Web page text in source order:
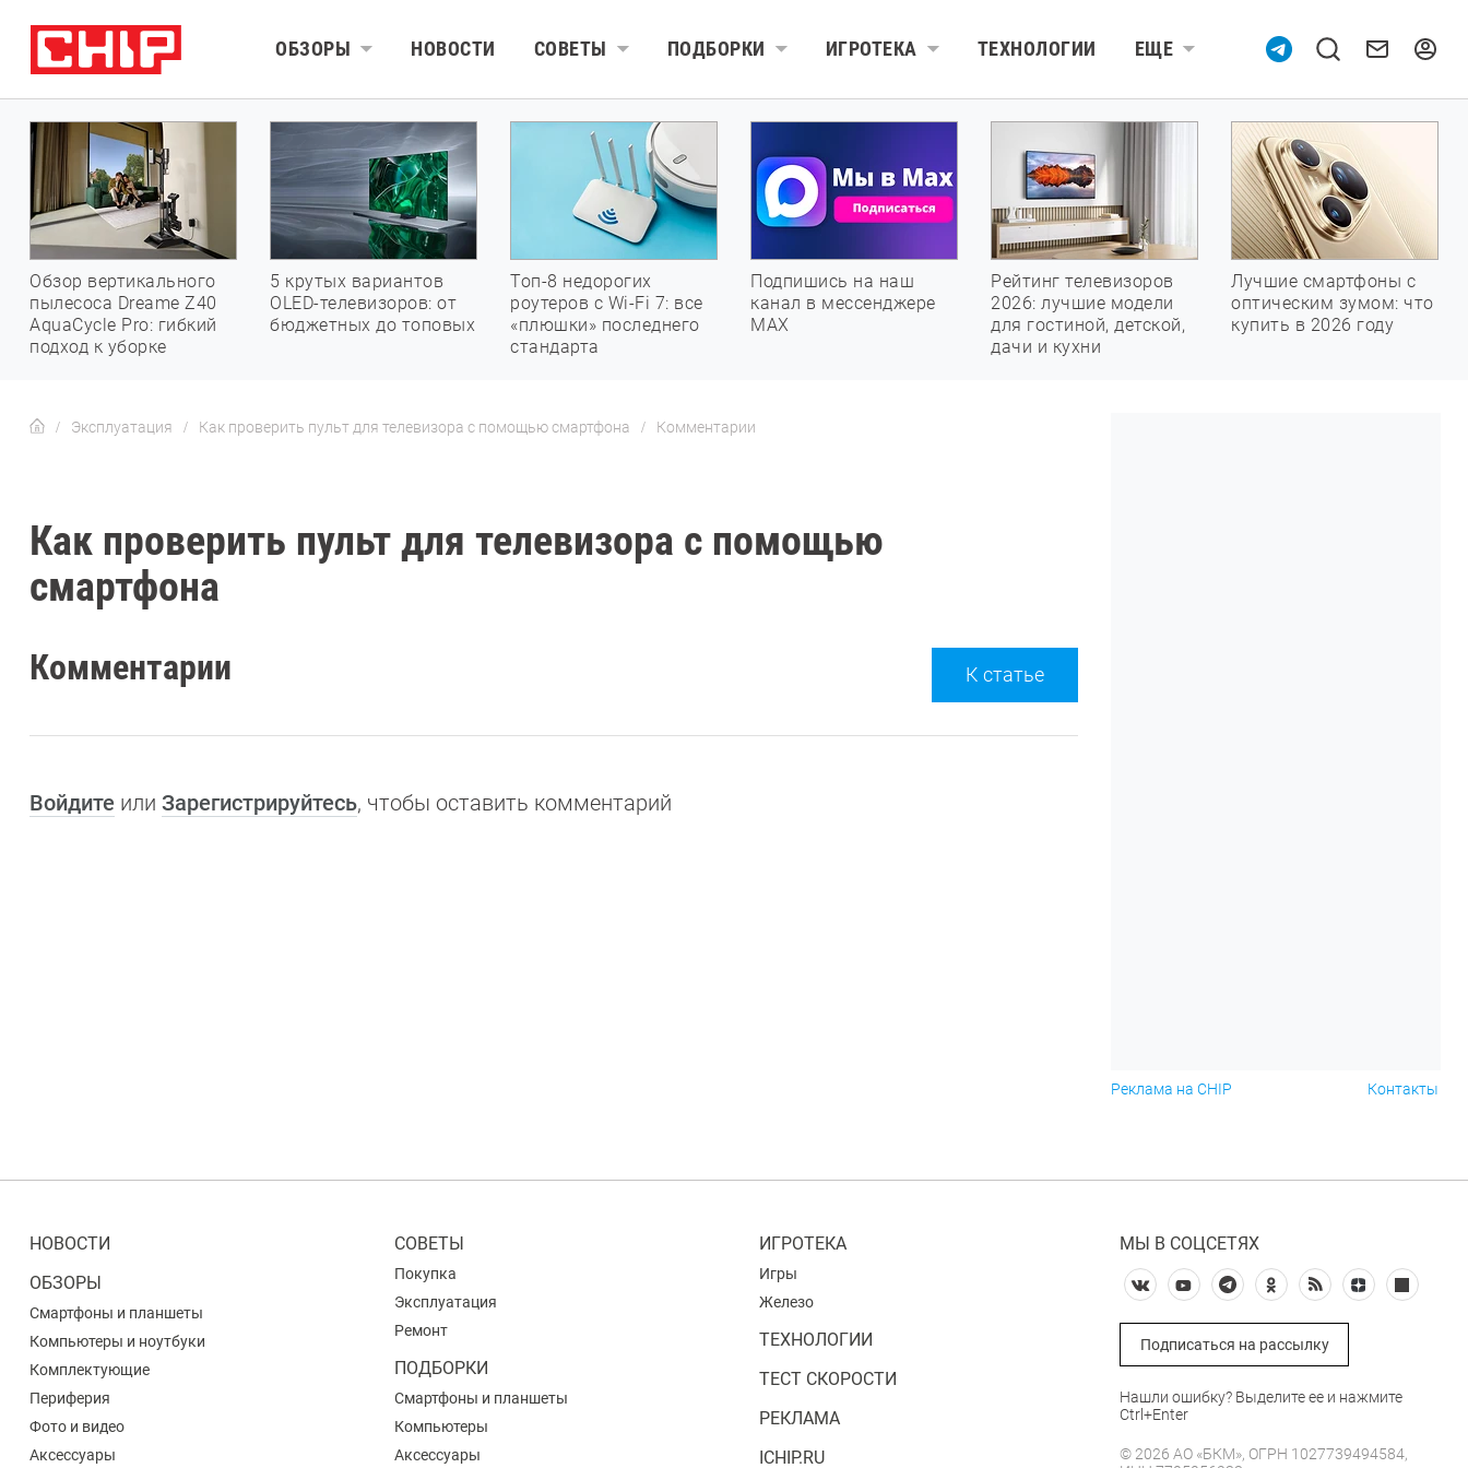
ОБЗОРЫ НОВОСТИ СОВЕТЫ ПОДБОРКИ ИГРОТЕКА ТЕХНОЛОГИИ ЕЩЕ
Обзор вертикального
пылесоса Dreame Z40
AquaCycle Pro: гибкий
подход к уборке
5 крутых вариантов
OLED-телевизоров: от
бюджетных до топовых
Топ-8 недорогих
роутеров с Wi-Fi 7: все
«плюшки» последнего
стандарта
Подпишись на наш
канал в мессенджере
МАХ
Рейтинг телевизоров
2026: лучшие модели
для гостиной, детской,
дачи и кухни
Лучшие смартфоны с
оптическим зумом: что
купить в 2026 году
Эксплуатация Как проверить пульт для телевизора с помощью смартфона Комментарии
Как проверить пульт для телевизора с помощью
смартфона
Комментарии К статье
Войдите или Зарегистрируйтесь, чтобы оставить комментарий
Реклама на CHIP Контакты
НОВОСТИ
ОБЗОРЫ
Смартфоны и планшеты
Компьютеры и ноутбуки
Комплектующие
Периферия
Фото и видео
Аксессуары
СОВЕТЫ
Покупка
Эксплуатация
Ремонт
ПОДБОРКИ
Смартфоны и планшеты
Компьютеры
Аксессуары
ИГРОТЕКА
Игры
Железо
ТЕХНОЛОГИИ
ТЕСТ СКОРОСТИ
РЕКЛАМА
ICHIP.RU
МЫ В СОЦСЕТЯХ
Подписаться на рассылку
Нашли ошибку? Выделите ее и нажмите
Ctrl+Enter
© 2026 АО «БКМ», ОГРН 1027739494584,